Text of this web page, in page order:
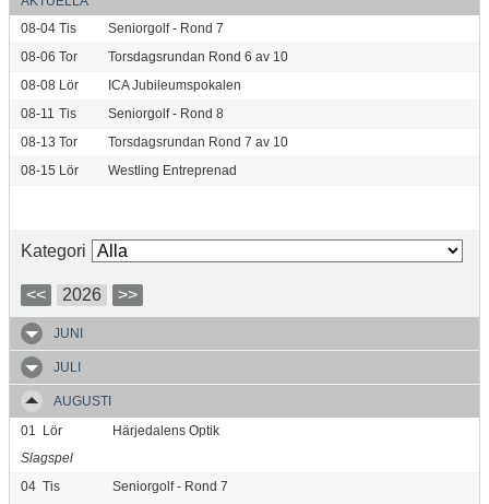
08-04 Tis
Seniorgolf - Rond 7
08-06 Tor
Torsdagsrundan Rond 6 av 10
08-08 Lör
ICA Jubileumspokalen
08-11 Tis
Seniorgolf - Rond 8
08-13 Tor
Torsdagsrundan Rond 7 av 10
08-15 Lör Westling Entreprenad
Kategori
<< 2026 >>
JUNI
JULI
AUGUSTI
01
Lör
Härjedalens Optik
Slagspel
04 Tis
Seniorgolf - Rond 7